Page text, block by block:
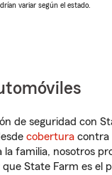
variar según el estado.
de seguridad con
cobertura contra
la familia, nosotros
State Farm es el